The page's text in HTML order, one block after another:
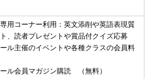
専用コーナー利用：英文添削や英語表現質
、読者プレゼントや賞品付クイズ応募
ール主催のイベントや各種クラスの会員料
ール会員マガジン購読 （無料）